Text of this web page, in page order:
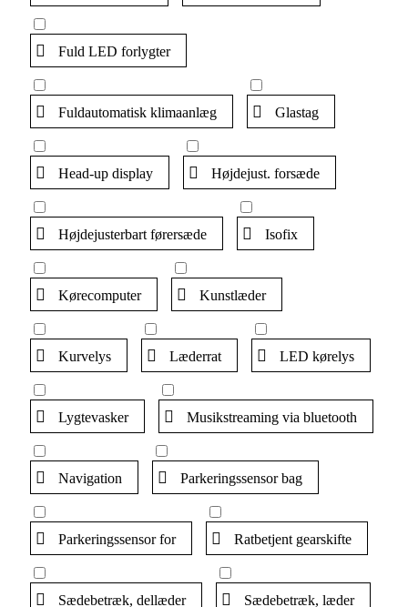
Fuld LED forlygter
Fuldautomatisk klimaanlæg Glastag
Head-up display Højdejust. forsæde
Højdejusterbart førersæde Isofix
Kørecomputer Kunstlæder
Kurvelys Læderrat LED kørelys
Lygtevasker Musikstreaming via bluetooth
Navigation Parkeringssensor bag
Parkeringssensor for Ratbetjent gearskifte
Sædebetræk, dellæder Sædebetræk, læder